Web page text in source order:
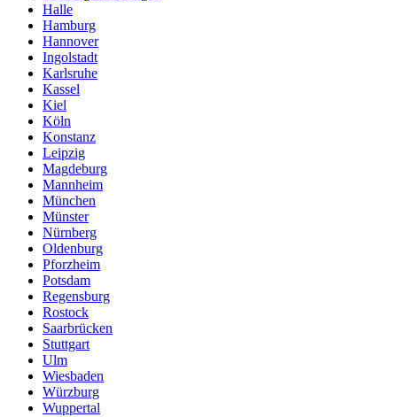
Halle
Hamburg
Hannover
Ingolstadt
Karlsruhe
Kassel
Kiel
Köln
Konstanz
Leipzig
Magdeburg
Mannheim
München
Münster
Nürnberg
Oldenburg
Pforzheim
Potsdam
Regensburg
Rostock
Saarbrücken
Stuttgart
Ulm
Wiesbaden
Würzburg
Wuppertal